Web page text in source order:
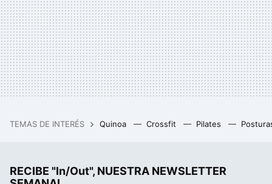
TEMAS DE INTERÉS Quinoa Crossfit Pilates
RECIBE "In/Out", NUESTRA NEWSLETTER